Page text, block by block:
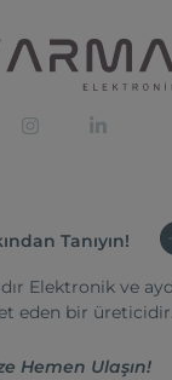
Tanıyın!
Elektronik ve
eden bir üreticidir.
Hemen Ulaşın!